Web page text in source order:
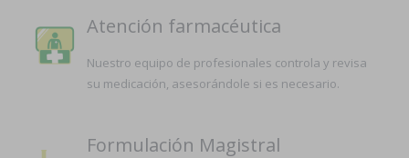
Atención farmacéutica
Nuestro equipo de profesionales controla y revisa
su medicación, asesorándole si es necesario.
Formulación Magistral